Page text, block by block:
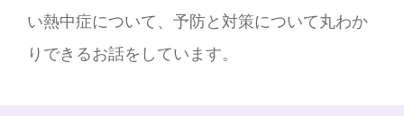
い熱中症について、予防と対策について丸わか
りできるお話をしています。